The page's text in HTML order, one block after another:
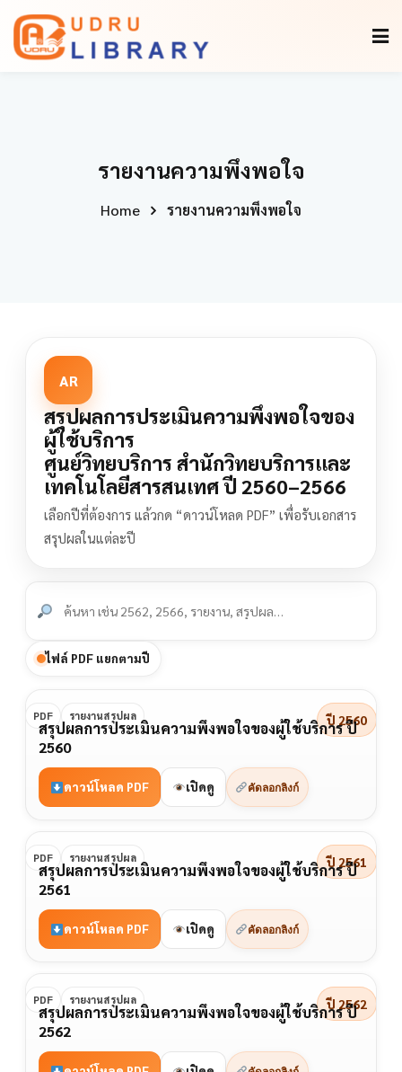
รายงานความพึงพอใจ
Home รายงานความพึงพอใจ
AR
สรุปผลการประเมินความพึงพอใจของ
ผู้ใช้บริการ
ศูนย์วิทยบริการ สำนักวิทยบริการและ
เทคโนโลยีสารสนเทศ ปี 2560–2566
เลือกปีที่ต้องการ แล้วกด “ดาวน์โหลด PDF” เพื่อรับเอกสาร
สรุปผลในแต่ละปี
ไฟล์ PDF แยกตามปี
PDF รายงานสรุปผล ปี 2560
สรุปผลการประเมินความพึงพอใจของผู้ใช้บริการ ปี
2560
ดาวน์โหลด PDF เปิดดู คัดลอกลิงก์
PDF รายงานสรุปผล ปี 2561
สรุปผลการประเมินความพึงพอใจของผู้ใช้บริการ ปี
2561
ดาวน์โหลด PDF เปิดดู คัดลอกลิงก์
PDF รายงานสรุปผล ปี 2562
สรุปผลการประเมินความพึงพอใจของผู้ใช้บริการ ปี
2562